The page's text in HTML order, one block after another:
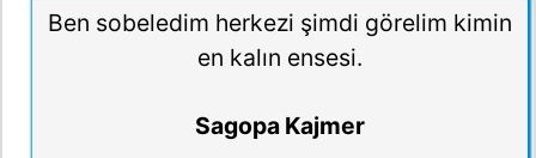
Ben sobeledim herkezi şimdi görelim kimin
en kalın ensesi.
Sagopa Kajmer